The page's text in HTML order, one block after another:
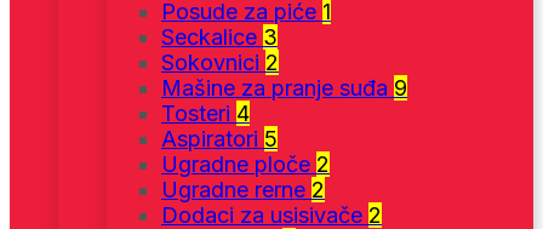
Posude za piće 1
Seckalice 3
Sokovnici 2
Mašine za pranje suđa 9
Tosteri 4
Aspiratori 5
Ugradne ploče 2
Ugradne rerne 2
Dodaci za usisivače 2